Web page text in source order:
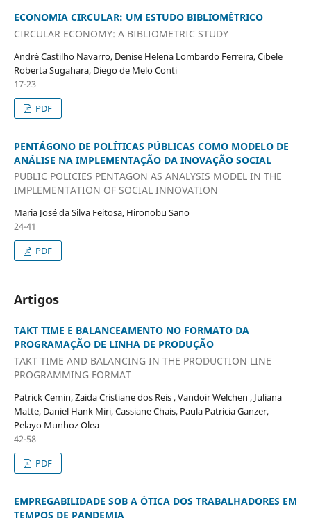
ECONOMIA CIRCULAR: UM ESTUDO BIBLIOMÉTRICO
CIRCULAR ECONOMY: A BIBLIOMETRIC STUDY
André Castilho Navarro, Denise Helena Lombardo Ferreira, Cibele
Roberta Sugahara, Diego de Melo Conti
17-23
PDF
PENTÁGONO DE POLÍTICAS PÚBLICAS COMO MODELO DE
ANÁLISE NA IMPLEMENTAÇÃO DA INOVAÇÃO SOCIAL
PUBLIC POLICIES PENTAGON AS ANALYSIS MODEL IN THE
IMPLEMENTATION OF SOCIAL INNOVATION
Maria José da Silva Feitosa, Hironobu Sano
24-41
PDF
Artigos
TAKT TIME E BALANCEAMENTO NO FORMATO DA
PROGRAMAÇÃO DE LINHA DE PRODUÇÃO
TAKT TIME AND BALANCING IN THE PRODUCTION LINE
PROGRAMMING FORMAT
Patrick Cemin, Zaida Cristiane dos Reis , Vandoir Welchen , Juliana
Matte, Daniel Hank Miri, Cassiane Chais, Paula Patrícia Ganzer,
Pelayo Munhoz Olea
42-58
PDF
EMPREGABILIDADE SOB A ÓTICA DOS TRABALHADORES EM
TEMPOS DE PANDEMIA